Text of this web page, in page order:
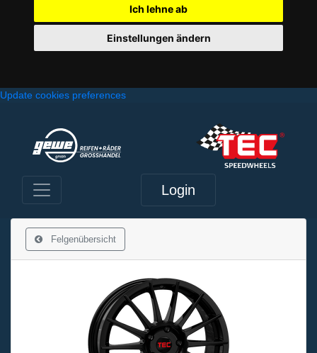
Ich lehne ab
Einstellungen ändern
Update cookies preferences
Login
Felgenübersicht